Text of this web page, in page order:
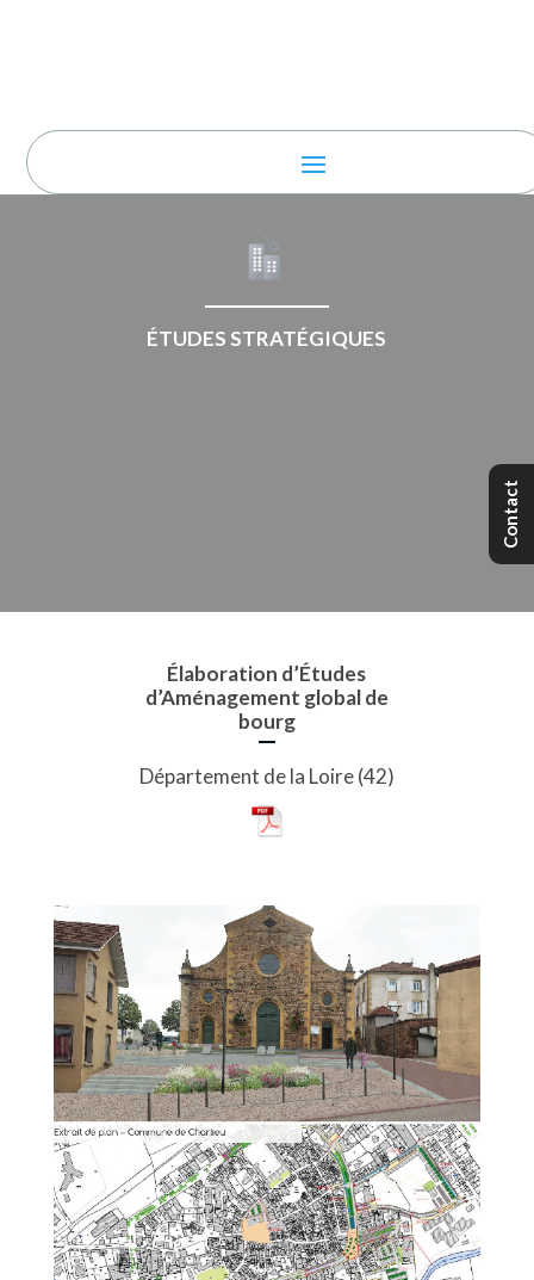
ÉTUDES STRATÉGIQUES
Élaboration d’Études
d’Aménagement global de
bourg
Département de la Loire (42)
Contact